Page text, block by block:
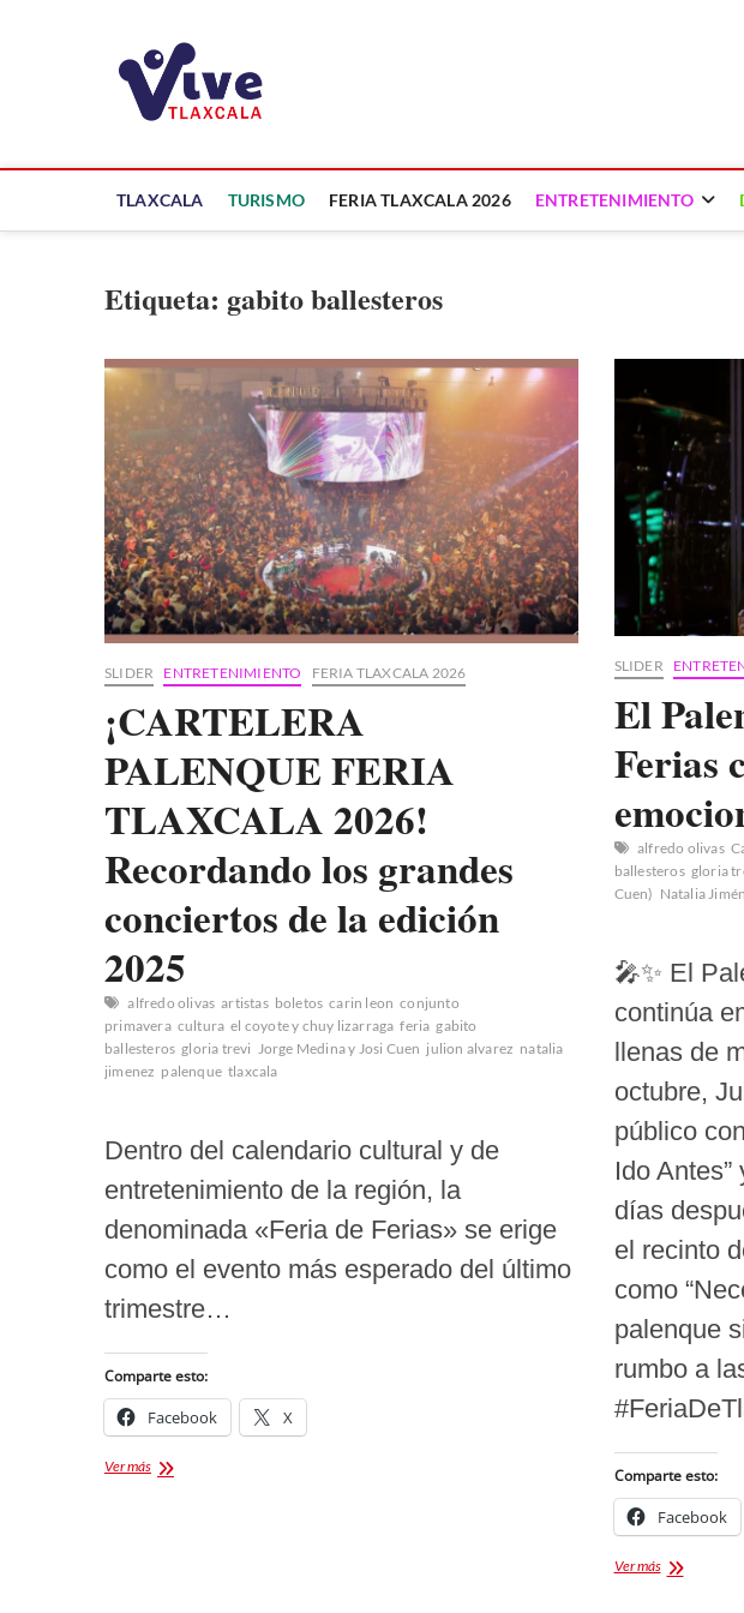
TLAXCALA TURISMO FERIA TLAXCALA 2026 ENTRETENIMIENTO
Etiqueta: gabito ballesteros
SLIDER ENTRETENIMIENTO FERIA TLAXCALA 2026
¡CARTELERA
PALENQUE FERIA
TLAXCALA 2026!
Recordando los grandes
conciertos de la edición
2025
alfredo olivas artistas boletos carin leon conjunto
primavera cultura el coyote y chuy lizarraga feria gabito
ballesteros gloria trevi Jorge Medina y Josi Cuen julion alvarez natalia
jimenez palenque tlaxcala
Dentro del calendario cultural y de
entretenimiento de la región, la
denominada «Feria de Ferias» se erige
como el evento más esperado del último
trimestre…
Comparte esto:
Facebook X
Ver más¡CARTELERA
SLIDER
El
Ferias
alfredo olivas
ballesteros gloria
Cuen) Natalia
🎤✨ El
continúa
llenas de
octubre,
público
Ido Antes”
días
el recinto
como
palenque
rumbo a
Comparte esto:
Facebook
Ver másEl